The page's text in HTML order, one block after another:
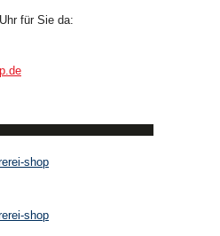
für Sie da: